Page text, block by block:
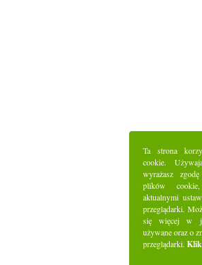
Ta strona
cookie.
wyrażasz
plików
aktualnymi
przeglądarki.
się więcej w
używane oraz o
przeglądarki.